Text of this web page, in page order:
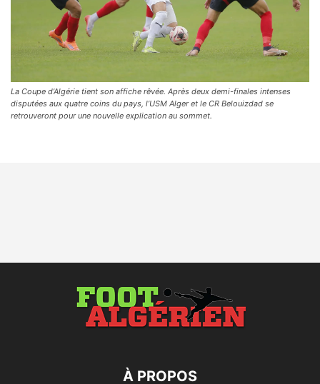
La Coupe d’Algérie tient son affiche rêvée. Après deux demi-finales intenses
disputées aux quatre coins du pays, l’USM Alger et le CR Belouizdad se
retrouveront pour une nouvelle explication au sommet.
À PROPOS